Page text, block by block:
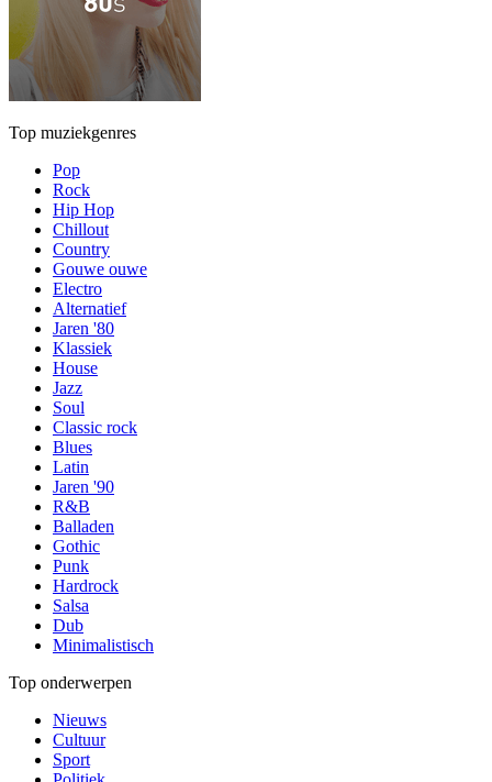
Top muziekgenres
Pop
Rock
Hip Hop
Chillout
Country
Gouwe ouwe
Electro
Alternatief
Jaren '80
Klassiek
House
Jazz
Soul
Classic rock
Blues
Latin
Jaren '90
R&B
Balladen
Gothic
Punk
Hardrock
Salsa
Dub
Minimalistisch
Top onderwerpen
Nieuws
Cultuur
Sport